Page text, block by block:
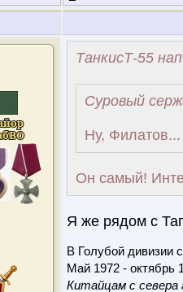
ТанкисТ-55
Суровый
Ну,
Он самый!
Я же рядом с
В Голубой дивизии
Май 1972 - октябрь
Китайцам с севера